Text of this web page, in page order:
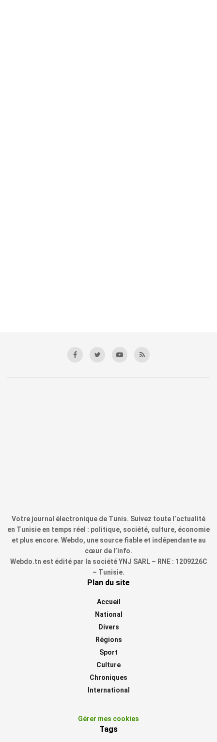
Votre journal électronique de Tunis. Suivez toute l’actualité
en Tunisie en temps réel : politique, société, culture, économie
et plus encore. Webdo, une source fiable et indépendante au
cœur de l’info.
Webdo.tn est édité par la société YNJ SARL – RNE : 1209226C
– Tunisie.
Plan du site
Accueil
National
Divers
Régions
Sport
Culture
Chroniques
International
Gérer mes cookies
Tags